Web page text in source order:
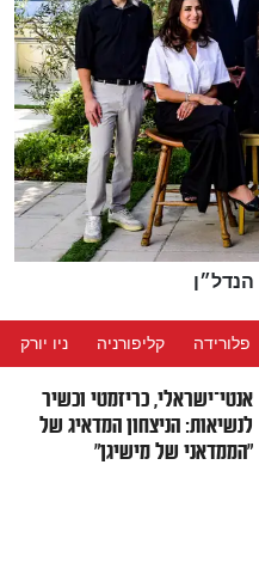
ניו יורק קליפורניה פלורידה
אנטי־ישראלי, כריזמטי וכשיר
לנשיאות: הניצחון המדאיג של
"הממדאני של מישיגן"